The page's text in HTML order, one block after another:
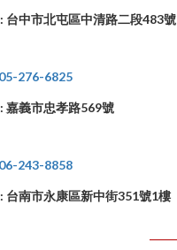
台中市北屯區中清路二段483號
05-276-6825
嘉義市忠孝路569號
06-243-8858
台南市永康區新中街351號1樓